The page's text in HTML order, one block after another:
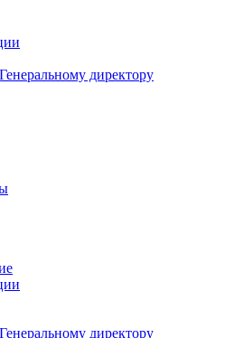
директору
директору